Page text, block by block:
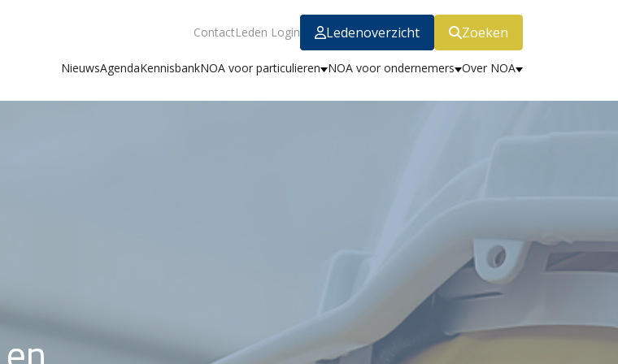
ContactLeden Login Ledenoverzicht Zoeken
NieuwsAgendaKennisbankNOA voor particulieren NOA voor ondernemers Over NOA